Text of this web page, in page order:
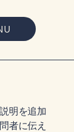
明を追加
者に伝え